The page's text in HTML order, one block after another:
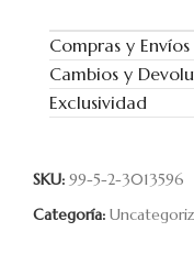
Compras y Envíos
Cambios y
Exclusividad
SKU: 99-5-2-3013596
Categoría: